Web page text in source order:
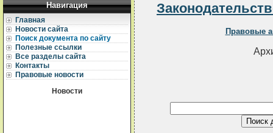
Навигация
Главная
Новости сайта
Поиск документа по сайту
Полезные ссылки
Все разделы сайта
Контакты
Правовые новости
Новости
Правовые